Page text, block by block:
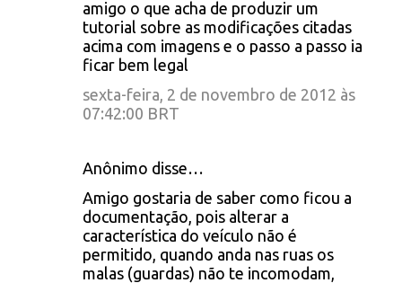
amigo o que acha de produzir um
tutorial sobre as modificações citadas
acima com imagens e o passo a passo ia
ficar bem legal
sexta-feira, 2 de novembro de 2012 às
07:42:00 BRT
Anônimo disse…
Amigo gostaria de saber como ficou a
documentação, pois alterar a
característica do veículo não é
permitido, quando anda nas ruas os
malas (guardas) não te incomodam,